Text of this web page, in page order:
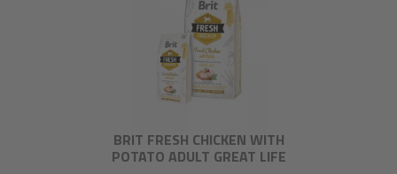
BRIT FRESH CHICKEN WITH
POTATO ADULT GREAT LIFE